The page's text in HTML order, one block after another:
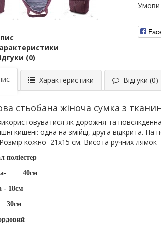
(0)
Умови
Характеристики Відгуки (0)
стьобана жіноча сумка з
як дорожня та
кишені: одна на змійці, друга відкрита.
Розмір кожної 21х15 см. Висота ручних лямок
поліестер
40см
- 18см
30см